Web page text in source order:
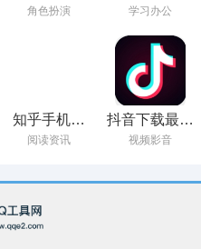
正版下载
角色扮演
载不用登录
学习办公
知乎手机版
2023官方下载
阅读资讯
抖音下载最新
版本2023安装
视频影音